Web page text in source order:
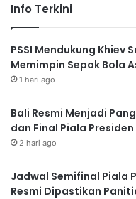
Info Terkini
PSSI Mendukung Khiev
Memimpin Sepak Bola
1 hari ago
Bali Resmi Menjadi
dan Final Piala
2 hari ago
Jadwal Semifinal Piala
Resmi Dipastikan